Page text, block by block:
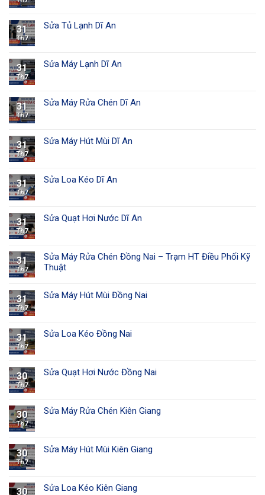
31
Th7
Sửa Tủ Lạnh Dĩ An
31
Th7
Sửa Máy Lạnh Dĩ An
31
Th7
Sửa Máy Rửa Chén Dĩ An
31
Th7
Sửa Máy Hút Mùi Dĩ An
31
Th7
Sửa Loa Kéo Dĩ An
31
Th7
Sửa Quạt Hơi Nước Dĩ An
31
Th7
Sửa Máy Rửa Chén Đồng Nai – Trạm HT Điều Phối Kỹ
Thuật
31
Th7
Sửa Máy Hút Mùi Đồng Nai
31
Th7
Sửa Loa Kéo Đồng Nai
30
Th7
Sửa Quạt Hơi Nước Đồng Nai
30
Th7
Sửa Máy Rửa Chén Kiên Giang
30
Th7
Sửa Máy Hút Mùi Kiên Giang
30 Sửa Loa Kéo Kiên Giang